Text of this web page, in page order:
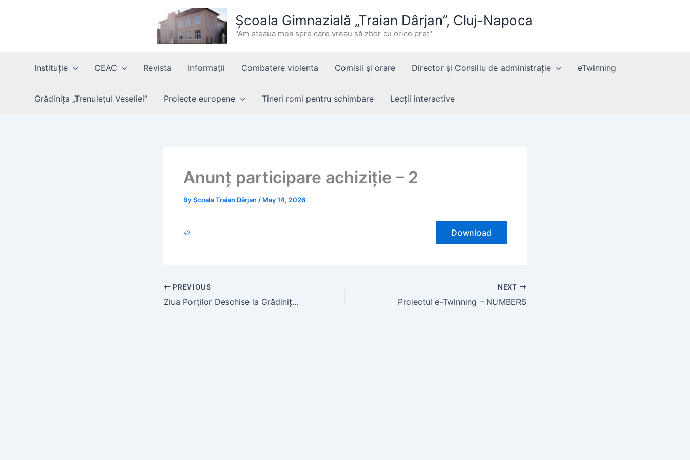
Școala Gimnazială „Traian Dârjan”, Cluj-Napoca
"Am steaua mea spre care vreau să zbor cu orice preț"
Instituție CEAC Revista Informații Combatere violenta Comisii și orare Director și Consiliu de administrație eTwinning
Grădinița „Trenulețul Veseliei” Proiecte europene Tineri romi pentru schimbare Lecții interactive
Anunț participare achiziție – 2
ByȘcoala Traian Dârjan / May 14, 2026
a2 Download
PREVIOUS
Ziua Porților Deschise la Grădinița Trenulețul Veseliei
NEXT
Proiectul e-Twinning – NUMBERS